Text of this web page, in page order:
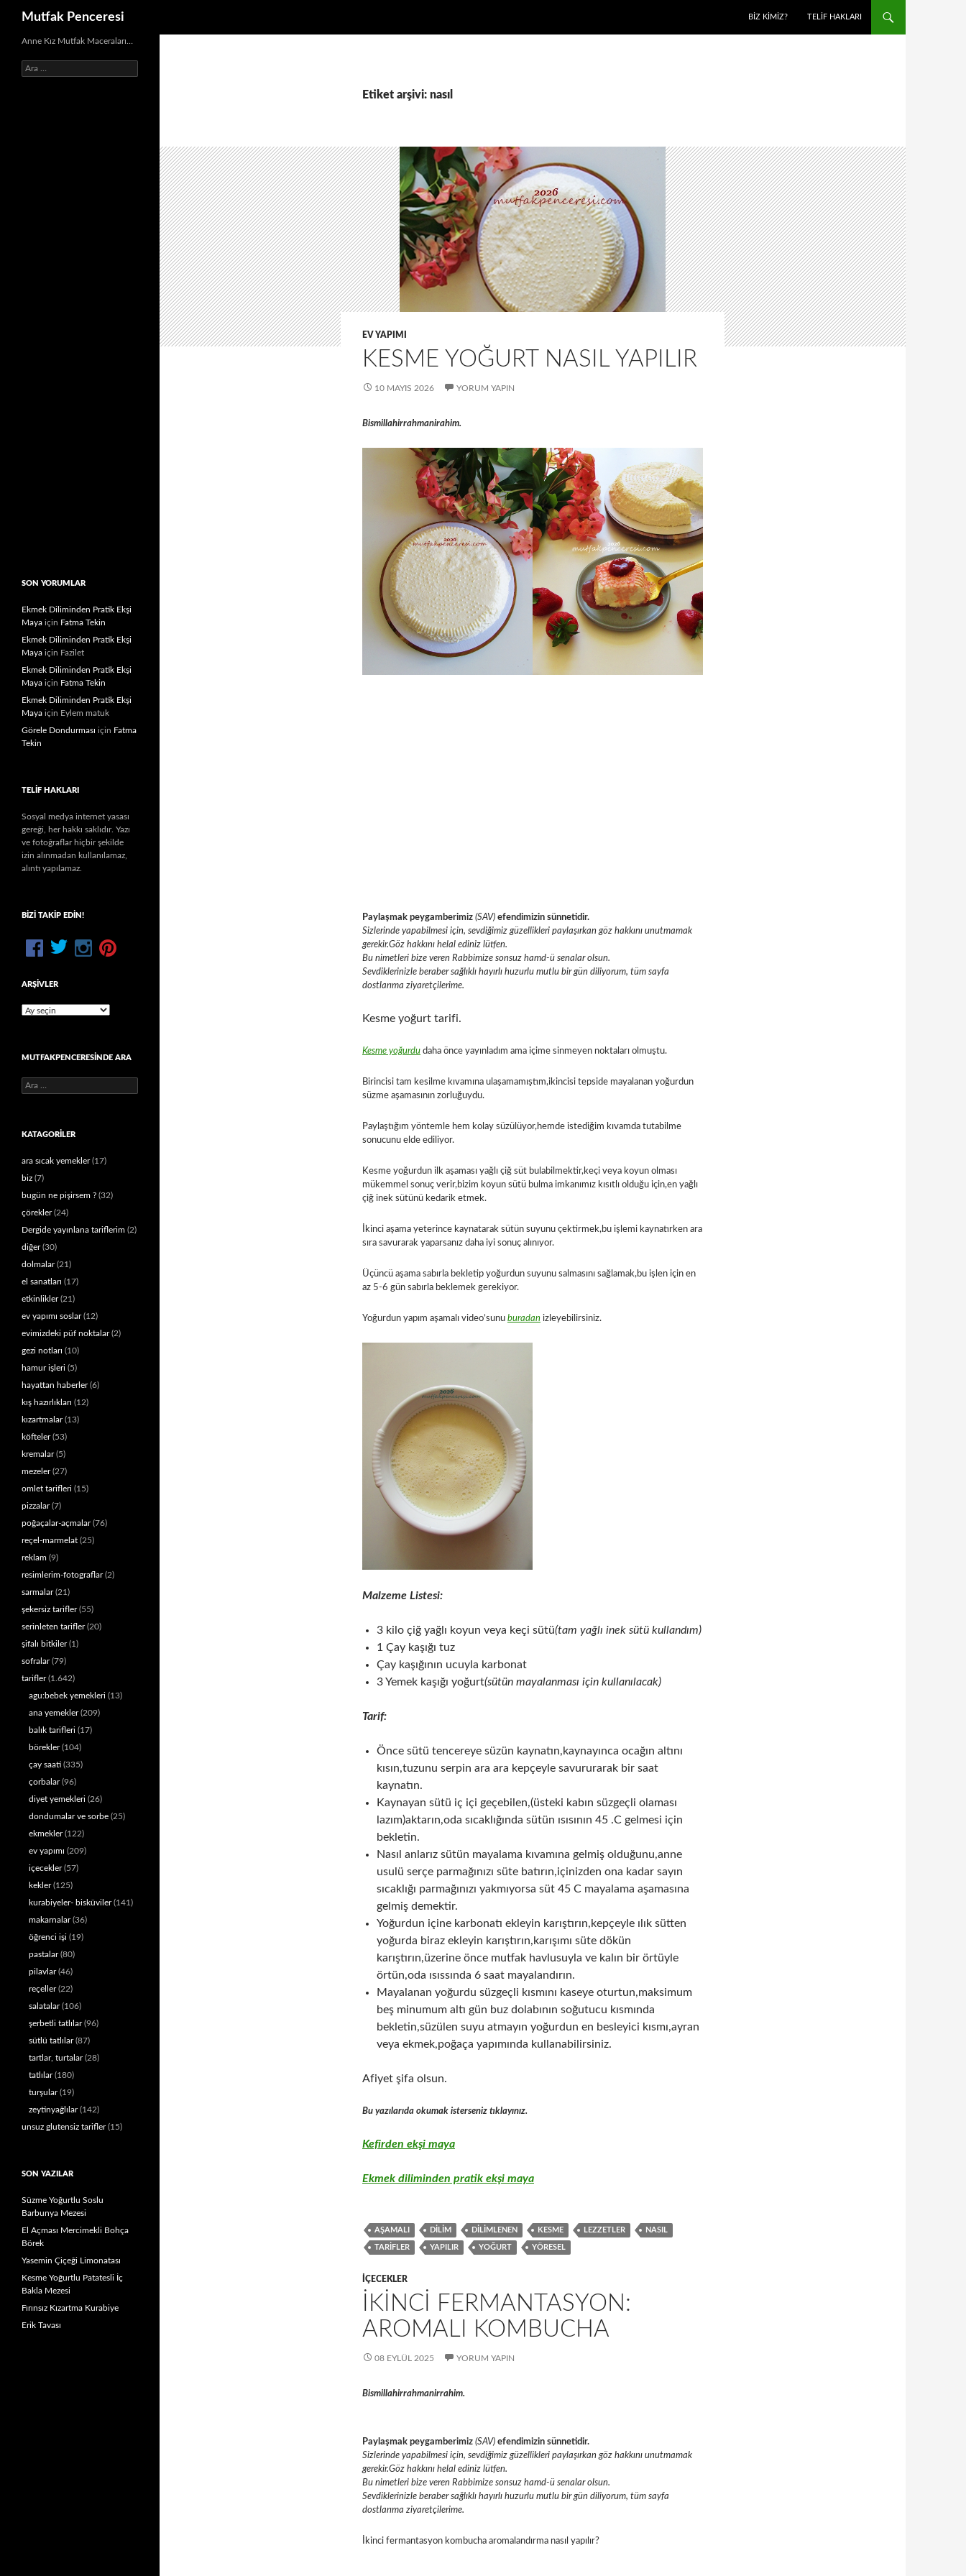
İçeriğe
Mutfak Penceresi BIZ KIMIZ? TELIF HAKLARI
Etiket arşivi: nasıl
EV YAPIMI
KESME YOĞURT NASIL YAPILIR
10 MAYIS 2026 YORUM YAPIN
Bismillahirrahmanirahim.
Paylaşmak peygamberimiz (SAV) efendimizin sünnetidir.
Sizlerinde yapabilmesi için, sevdiğimiz güzellikleri paylaşırkan göz hakkını unutmamak
gerekir.Göz hakkını helal ediniz lütfen.
Bu nimetleri bize veren Rabbimize sonsuz hamd-ü senalar olsun.
Sevdiklerinizle beraber sağlıklı hayırlı huzurlu mutlu bir gün diliyorum, tüm sayfa
dostlarıma ziyaretçilerime.
Kesme yoğurt tarifi.
Kesme yoğurdu daha önce yayınladım ama içime sinmeyen noktaları olmuştu.
Birincisi tam kesilme kıvamına ulaşamamıştım,ikincisi tepside mayalanan yoğurdun
süzme aşamasının zorluğuydu.
Paylaştığım yöntemle hem kolay süzülüyor,hemde istediğim kıvamda tutabilme
sonucunu elde ediliyor.
Kesme yoğurdun ilk aşaması yağlı çiğ süt bulabilmektir,keçi veya koyun olması
mükemmel sonuç verir,bizim koyun sütü bulma imkanımız kısıtlı olduğu için,en yağlı
çiğ inek sütünü kedarik etmek.
İkinci aşama yeterince kaynatarak sütün suyunu çektirmek,bu işlemi kaynatırken ara
sıra savurarak yaparsanız daha iyi sonuç alınıyor.
Üçüncü aşama sabırla bekletip yoğurdun suyunu salmasını sağlamak,bu işlen için en
az 5-6 gün sabırla beklemek gerekiyor.
Yoğurdun yapım aşamalı video’sunu buradan izleyebilirsiniz.
Malzeme Listesi:
3 kilo çiğ yağlı koyun veya keçi sütü(tam yağlı inek sütü kullandım)
1 Çay kaşığı tuz
Çay kaşığının ucuyla karbonat
3 Yemek kaşığı yoğurt(sütün mayalanması için kullanılacak)
Tarif:
Önce sütü tencereye süzün kaynatın,kaynayınca ocağın altını
kısın,tuzunu serpin ara ara kepçeyle savururarak bir saat
kaynatın.
Kaynayan sütü iç içi geçebilen,(üsteki kabın süzgeçli olaması
lazım)aktarın,oda sıcaklığında sütün ısısının 45 .C gelmesi için
bekletin.
Nasıl anlarız sütün mayalama kıvamına gelmiş olduğunu,anne
usulü serçe parmağınızı süte batırın,içinizden ona kadar sayın
sıcaklığı parmağınızı yakmıyorsa süt 45 C mayalama aşamasına
gelmiş demektir.
Yoğurdun içine karbonatı ekleyin karıştırın,kepçeyle ılık sütten
yoğurda biraz ekleyin karıştırın,karışımı süte dökün
karıştırın,üzerine önce mutfak havlusuyla ve kalın bir örtüyle
örtün,oda ısıssında 6 saat mayalandırın.
Mayalanan yoğurdu süzgeçli kısmını kaseye oturtun,maksimum
beş minumum altı gün buz dolabının soğutucu kısmında
bekletin,süzülen suyu atmayın yoğurdun en besleyici kısmı,ayran
veya ekmek,poğaça yapımında kullanabilirsiniz.
Afiyet şifa olsun.
Bu yazılarıda okumak isterseniz tıklayınız.
Kefirden ekşi maya
Ekmek diliminden pratik ekşi maya
AŞAMALI DILIM DILIMLENEN KESME LEZZETLER NASIL
TARIFLER YAPILIR YOĞURT YÖRESEL
IÇECEKLER
İKINCI FERMANTASYON:
AROMALI KOMBUCHA
08 EYLÜL 2025 YORUM YAPIN
Bismillahirrahmanirrahim.
Paylaşmak peygamberimiz (SAV) efendimizin sünnetidir.
Sizlerinde yapabilmesi için, sevdiğimiz güzellikleri paylaşırkan göz hakkını unutmamak
gerekir.Göz hakkını helal ediniz lütfen.
Bu nimetleri bize veren Rabbimize sonsuz hamd-ü senalar olsun.
Sevdiklerinizle beraber sağlıklı hayırlı huzurlu mutlu bir gün diliyorum, tüm sayfa
dostlarıma ziyaretçilerime.
İkinci fermantasyon kombucha aromalandırma nasıl yapılır?
Anne Kız Mutfak Maceraları…
Arama:
SON YORUMLAR
Ekmek Diliminden Pratik Ekşi
Maya için Fatma Tekin
Ekmek Diliminden Pratik Ekşi
Maya için Fazilet
Ekmek Diliminden Pratik Ekşi
Maya için Fatma Tekin
Ekmek Diliminden Pratik Ekşi
Maya için Eylem matuk
Görele Dondurması için Fatma
Tekin
TELIF HAKLARI
Sosyal medya internet yasası
gereği, her hakkı saklıdır. Yazı
ve fotoğraflar hiçbir şekilde
izin alınmadan kullanılamaz,
alıntı yapılamaz.
BIZI TAKIP EDIN!
ARŞIVLER
Arşivler
MUTFAKPENCERESINDE ARA
Arama:
KATAGORILER
ara sıcak yemekler(17)
biz (7)
bugün ne pişirsem ? (32)
çörekler(24)
Dergide yayınlana tariflerim (2)
diğer(30)
dolmalar(21)
el sanatları (17)
etkinlikler(21)
ev yapımı soslar(12)
evimizdeki püf noktalar(2)
gezi notları (10)
hamur işleri (5)
hayattan haberler(6)
kış hazırlıkları (12)
kızartmalar(13)
köfteler(53)
kremalar(5)
mezeler(27)
omlet tarifleri (15)
pizzalar(7)
poğaçalar-açmalar(76)
reçel-marmelat (25)
reklam (9)
resimlerim-fotograflar(2)
sarmalar(21)
şekersiz tarifler(55)
serinleten tarifler(20)
şifalı bitkiler(1)
sofralar(79)
tarifler(1.642)
agu:bebek yemekleri (13)
ana yemekler(209)
balık tarifleri (17)
börekler(104)
çay saati (335)
çorbalar(96)
diyet yemekleri (26)
dondumalar ve sorbe (25)
ekmekler(122)
ev yapımı (209)
içecekler(57)
kekler(125)
kurabiyeler- bisküviler(141)
makarnalar(36)
öğrenci işi (19)
pastalar(80)
pilavlar(46)
reçeller(22)
salatalar(106)
şerbetli tatlılar(96)
sütlü tatlılar(87)
tartlar, turtalar(28)
tatlılar(180)
turşular(19)
zeytinyağlılar(142)
unsuz glutensiz tarifler(15)
SON YAZILAR
Süzme Yoğurtlu Soslu
Barbunya Mezesi
El Açması Mercimekli Bohça
Börek
Yasemin Çiçeği Limonatası
Kesme Yoğurtlu Patatesli İç
Bakla Mezesi
Fırınsız Kızartma Kurabiye
Erik Tavası